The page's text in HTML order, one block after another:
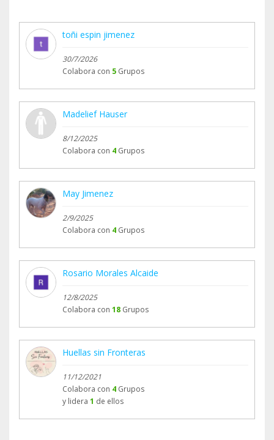
toñi espin jimenez
30/7/2026
Colabora con 5 Grupos
Madelief Hauser
8/12/2025
Colabora con 4 Grupos
May Jimenez
2/9/2025
Colabora con 4 Grupos
Rosario Morales Alcaide
12/8/2025
Colabora con 18 Grupos
Huellas sin Fronteras
11/12/2021
Colabora con 4 Grupos
y lidera 1 de ellos